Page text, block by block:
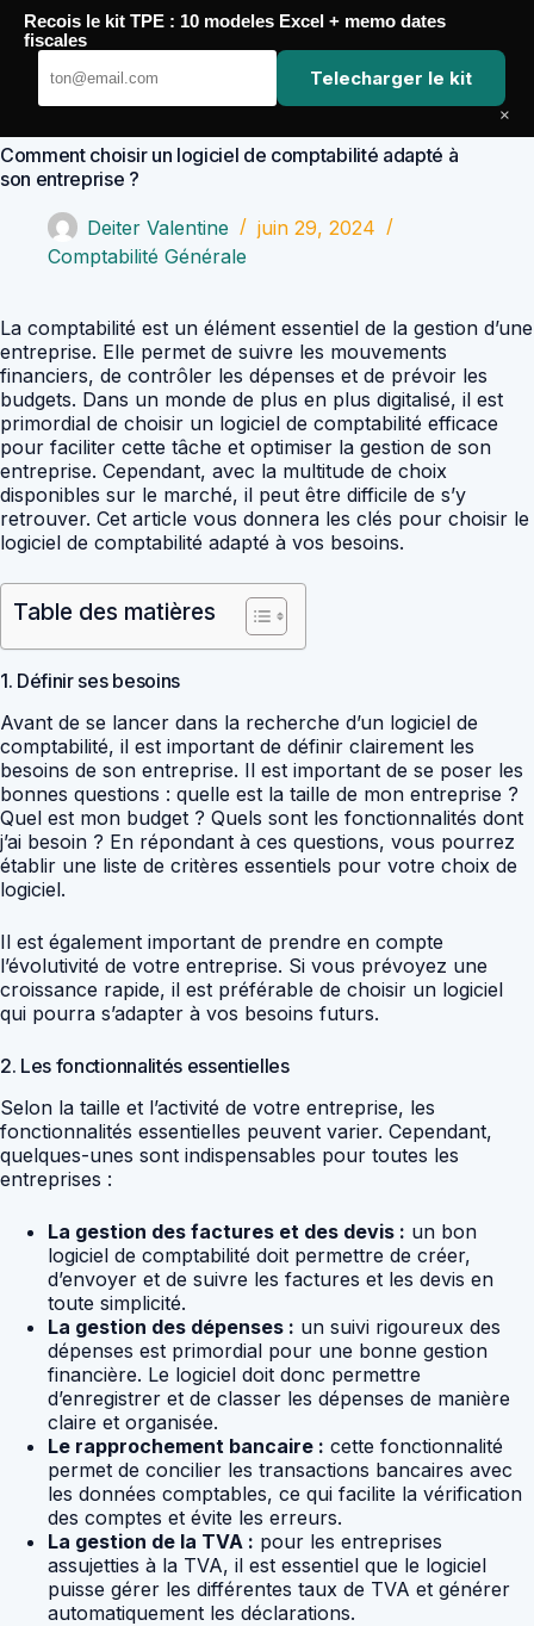
Passer
contenu
Comptabilité Job
Comment choisir un logiciel de comptabilité adapté à
son entreprise ?
Deiter Valentine
juin 29, 2024
Comptabilité Générale
La comptabilité est un élément essentiel de la gestion d’une
entreprise. Elle permet de suivre les mouvements
financiers, de contrôler les dépenses et de prévoir les
budgets. Dans un monde de plus en plus digitalisé, il est
primordial de choisir un logiciel de comptabilité efficace
pour faciliter cette tâche et optimiser la gestion de son
entreprise. Cependant, avec la multitude de choix
disponibles sur le marché, il peut être difficile de s’y
retrouver. Cet article vous donnera les clés pour choisir le
logiciel de comptabilité adapté à vos besoins.
Table des matières
1. Définir ses besoins
Avant de se lancer dans la recherche d’un logiciel de
comptabilité, il est important de définir clairement les
besoins de son entreprise. Il est important de se poser les
bonnes questions : quelle est la taille de mon entreprise ?
Quel est mon budget ? Quels sont les fonctionnalités dont
j’ai besoin ? En répondant à ces questions, vous pourrez
établir une liste de critères essentiels pour votre choix de
logiciel.
Il est également important de prendre en compte
l’évolutivité de votre entreprise. Si vous prévoyez une
croissance rapide, il est préférable de choisir un logiciel
qui pourra s’adapter à vos besoins futurs.
2. Les fonctionnalités essentielles
Selon la taille et l’activité de votre entreprise, les
fonctionnalités essentielles peuvent varier. Cependant,
quelques-unes sont indispensables pour toutes les
entreprises :
La gestion des factures et des devis : un bon
logiciel de comptabilité doit permettre de créer,
d’envoyer et de suivre les factures et les devis en
toute simplicité.
La gestion des dépenses : un suivi rigoureux des
dépenses est primordial pour une bonne gestion
financière. Le logiciel doit donc permettre
d’enregistrer et de classer les dépenses de manière
claire et organisée.
Le rapprochement bancaire : cette fonctionnalité
permet de concilier les transactions bancaires avec
les données comptables, ce qui facilite la vérification
des comptes et évite les erreurs.
La gestion de la TVA : pour les entreprises
assujetties à la TVA, il est essentiel que le logiciel
puisse gérer les différentes taux de TVA et générer
automatiquement les déclarations.
Recois le kit TPE : 10 modeles Excel + memo dates
fiscales
Telecharger le kit
×